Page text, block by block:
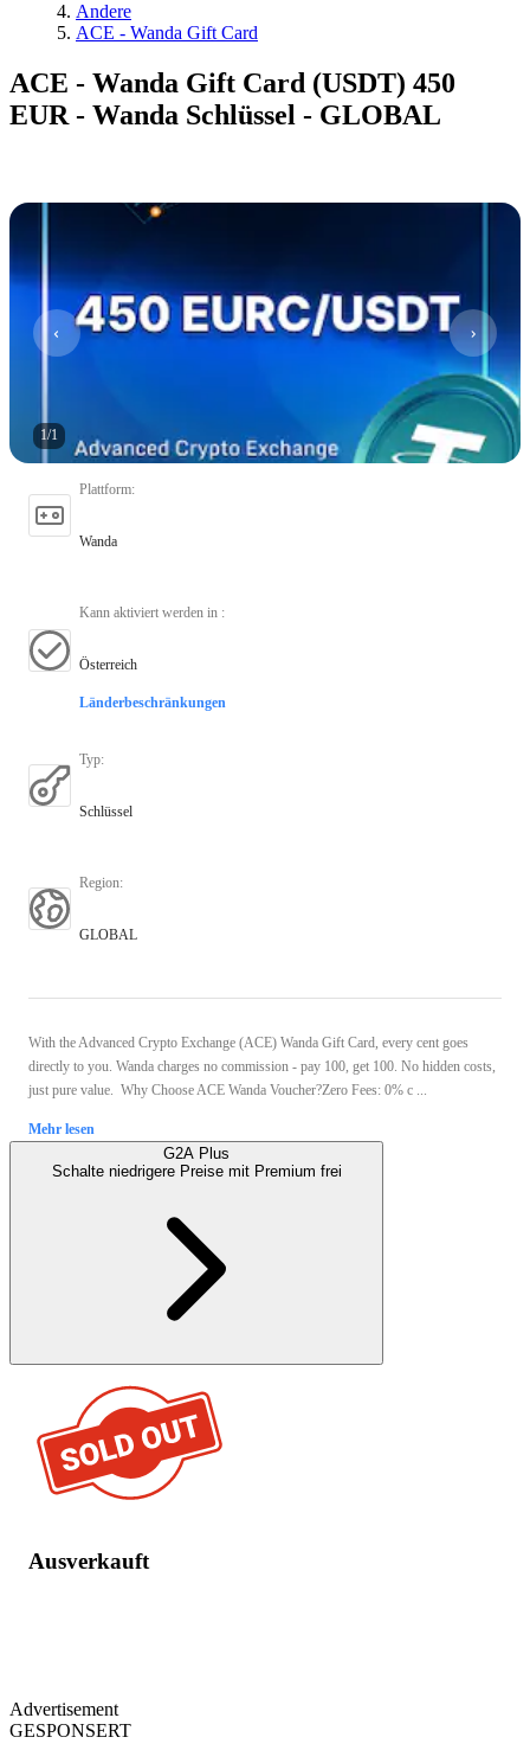
Andere
ACE - Wanda Gift Card
ACE - Wanda Gift Card (USDT) 450
EUR - Wanda Schlüssel - GLOBAL
1/1
Plattform:
Wanda
Kann aktiviert werden in :
Österreich
Länderbeschränkungen
Typ:
Schlüssel
Region:
GLOBAL
With the Advanced Crypto Exchange (ACE) Wanda Gift Card, every cent goes
directly to you. Wanda charges no commission - pay 100, get 100. No hidden costs,
just pure value. Why Choose ACE Wanda Voucher?Zero Fees: 0% c ...
Mehr lesen
G2A Plus
Schalte niedrigere Preise mit Premium frei
Ausverkauft
Advertisement
GESPONSERT